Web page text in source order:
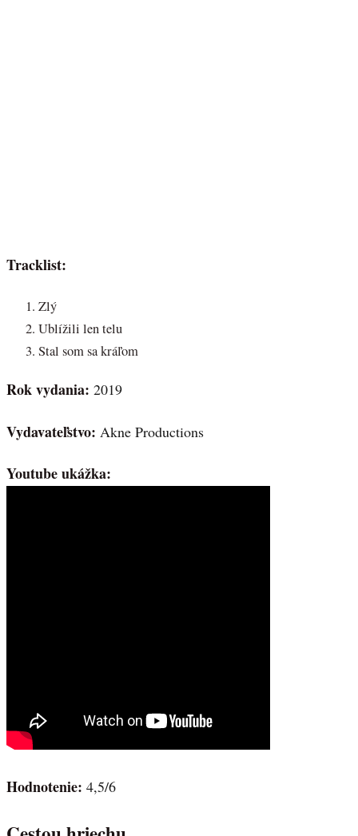
Tracklist:
Zlý
Ublížili len telu
Stal som sa kráľom
Rok vydania: 2019
Vydavateľstvo: Akne Productions
Youtube ukážka:
Hodnotenie: 4,5/6